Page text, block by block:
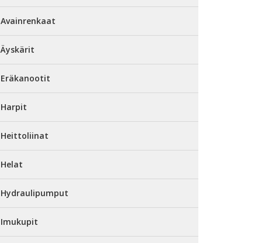
Avainrenkaat
Äyskärit
Eräkanootit
Harpit
Heittoliinat
Helat
Hydraulipumput
Imukupit